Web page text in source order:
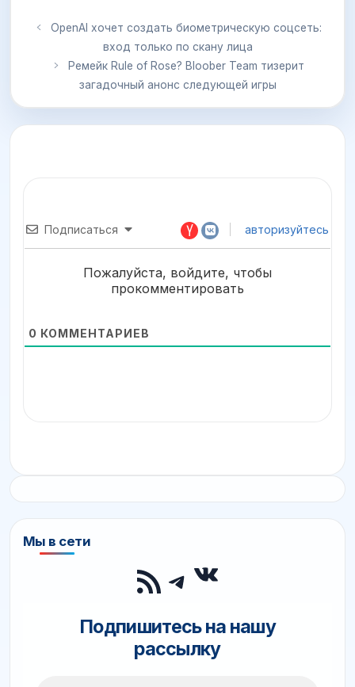
OpenAI хочет создать биометрическую соцсеть:
вход только по скану лица
Ремейк Rule of Rose? Bloober Team тизерит
загадочный анонс следующей игры
Подписаться авторизуйтесь
Пожалуйста, войдите, чтобы
прокомментировать
0 КОММЕНТАРИЕВ
Мы в сети
RSS-лента
Telegram
ВКонтакте
Подпишитесь на нашу
рассылку